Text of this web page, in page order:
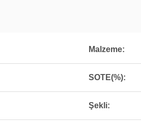
Malzeme:
SOTE(%):
Şekli: